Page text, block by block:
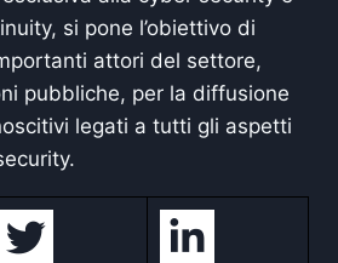
si pone l’obiettivo di
attori del settore,
pubbliche, per la diffusione
legati a tutti gli aspetti